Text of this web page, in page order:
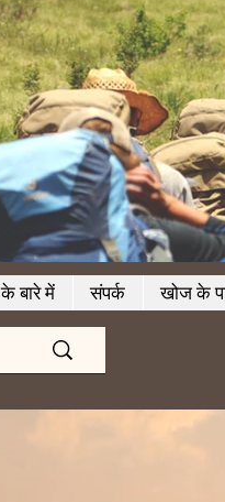
के बारे में संपर्क खोज के